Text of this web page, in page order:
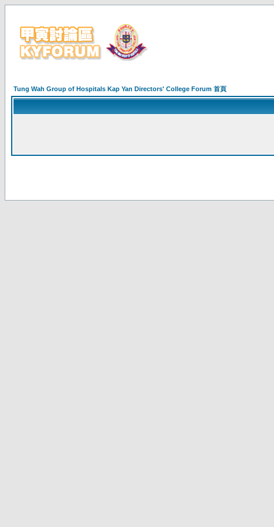
Tung Wah Group of Hospitals Kap Yan Directors' College Forum 首頁